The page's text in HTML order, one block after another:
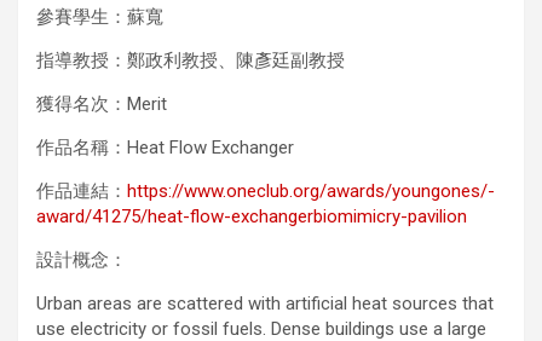
參賽學生：蘇寬
指導教授：鄭政利教授、陳彥廷副教授
獲得名次：Merit
作品名稱：Heat Flow Exchanger
作品連結： https://www.oneclub.org/awards/youngones/-
award/41275/heat-flow-exchangerbiomimicry-pavilion
設計概念：
Urban areas are scattered with artificial heat sources that
use electricity or fossil fuels. Dense buildings use a large